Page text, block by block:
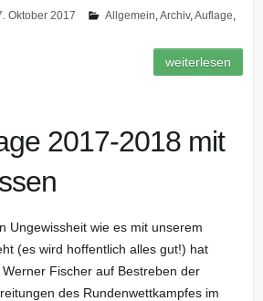
Oktober 2017 Allgemein Archiv, Auflage
weiterlesen
2017-2018 mit
Ungewissheit wie es mit unserem
(es wird hoffentlich alles gut!) hat
Fischer auf Bestreben der
des Rundenwettkampfes im